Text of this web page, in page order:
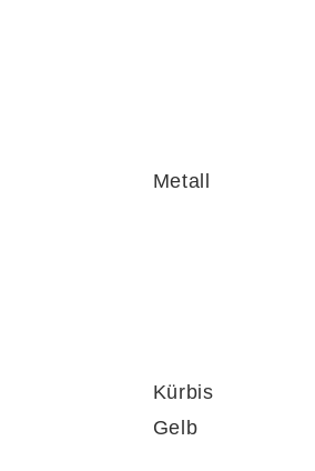
pulverbeschichtete
Metall
Kürbis
Gelb